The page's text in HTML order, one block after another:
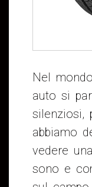
Nel
auto si
silenziosi,
abbiamo
vedere
sono e